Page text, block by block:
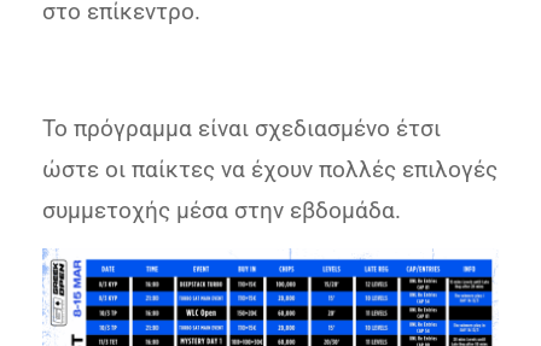
στο επίκεντρο.
Το πρόγραμμα είναι σχεδιασμένο έτσι
ώστε οι παίκτες να έχουν πολλές επιλογές
συμμετοχής μέσα στην εβδομάδα.